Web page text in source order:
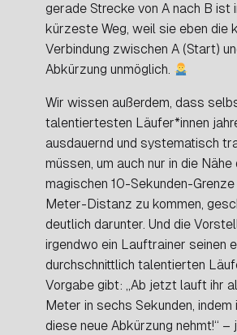
gerade Strecke von A nach B ist
kürzeste Weg, weil sie eben die
Verbindung zwischen A (Start)
Abkürzung unmöglich.
Wir wissen außerdem, dass
talentiertesten Läufer*innen
ausdauernd und systematisch
müssen, um auch nur in die Nähe
magischen 10-Sekunden-
Meter-Distanz zu kommen,
deutlich darunter. Und die
irgendwo ein Lauftrainer seinen
durchschnittlich talentierten
Vorgabe gibt: „Ab jetzt lauft ihr
Meter in sechs Sekunden, indem
diese neue Abkürzung nehmt!“ –